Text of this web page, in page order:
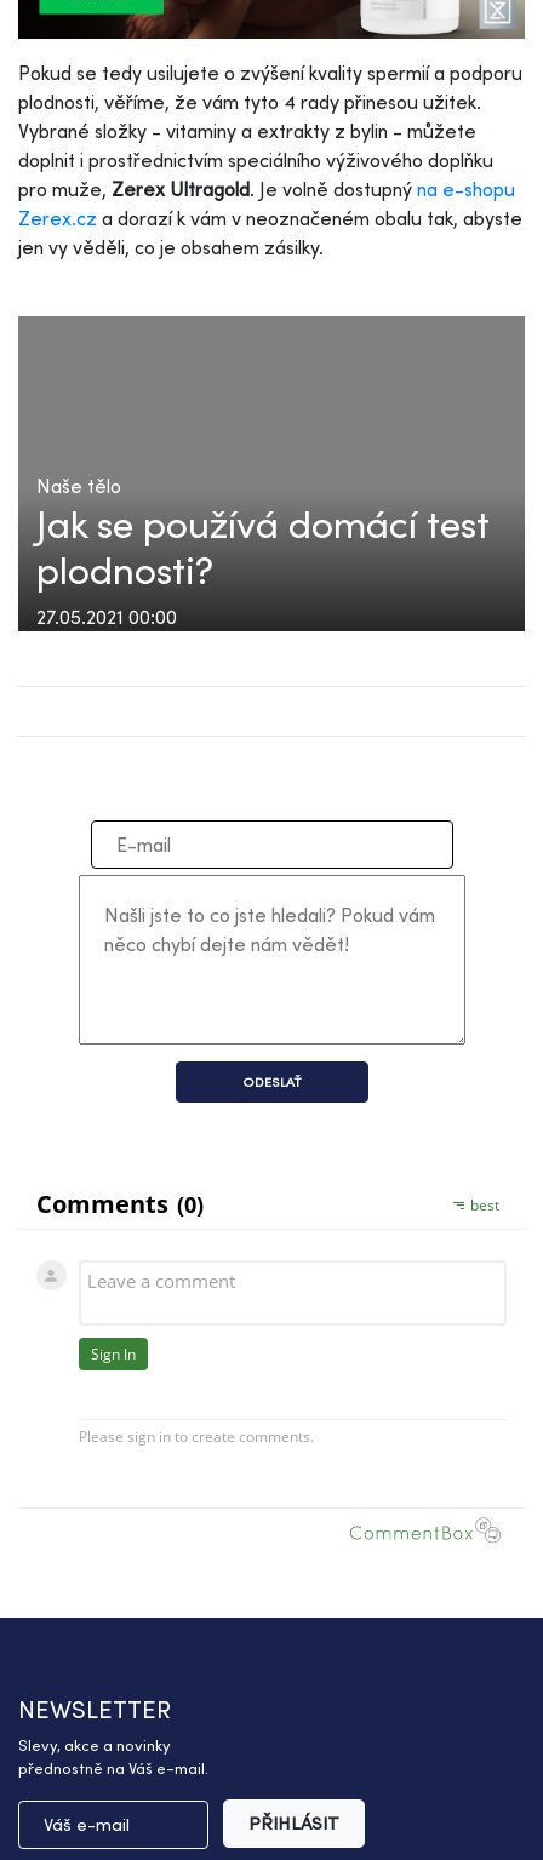
Pokud se tedy usilujete o zvýšení kvality spermií a podporu
plodnosti, věříme, že vám tyto 4 rady přinesou užitek.
Vybrané složky - vitaminy a extrakty z bylin - můžete
doplnit i prostřednictvím speciálního výživového doplňku
pro muže, Zerex Ultragold. Je volně dostupný na e-shopu
Zerex.cz a dorazí k vám v neoznačeném obalu tak, abyste
jen vy věděli, co je obsahem zásilky.
Naše tělo
Jak se používá domácí test
plodnosti?
27.05.2021 00:00
ODESLAŤ
NEWSLETTER
Slevy, akce a novinky
přednostně na Váš e-mail.
PŘIHLÁSIT